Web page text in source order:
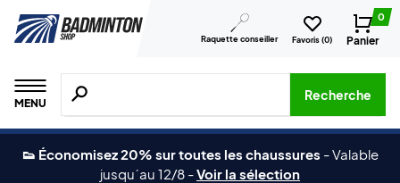
Raquette conseiller Favoris (0)
0
Panier
MENU
Recherche de produits, de marques, etc.
Recherche
👟 Économisez 20% sur toutes les chaussures -Valable
jusqu´au 12/8 -Voir la sélection